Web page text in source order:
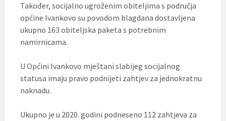
Također, socijalno ugroženim obiteljima s područja
općine Ivankovo su povodom blagdana dostavljena
ukupno 163 obiteljska paketa s potrebnim
namirnicama.
U Općini Ivankovo mještani slabijeg socijalnog
statusa imaju pravo podnijeti zahtjev za jednokratnu
naknadu.
Ukupno je u 2020. godini podneseno 112 zahtjeva za